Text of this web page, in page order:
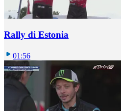
Rally di Estonia
01:56